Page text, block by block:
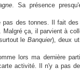
. Sa présence
pas des tonnes. Il fait
ça, il parvient à
leBanquier), deux
lors ma dernière
activité. Il n'y a pas